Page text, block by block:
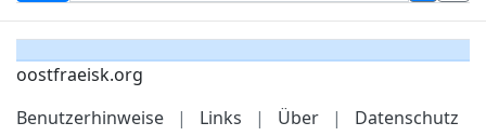
oostfraeisk.org
Benutzerhinweise
| Links | Über | Datenschutz